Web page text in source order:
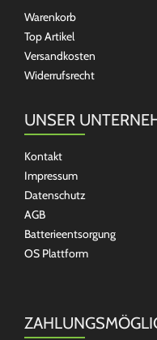
Warenkorb
Top Artikel
Versandkosten
Widerrufsrecht
UNSER
Kontakt
Impressum
Datenschutz
AGB
Batterieentsorgung
OS Plattform